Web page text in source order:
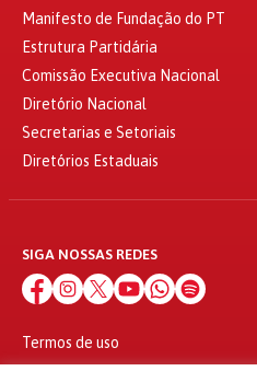
Manifesto de Fundação do PT
Estrutura Partidária
Comissão Executiva Nacional
Diretório Nacional
Secretarias e Setoriais
Diretórios Estaduais
SIGA NOSSAS REDES
Termos de uso